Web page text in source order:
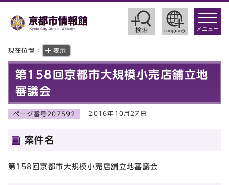
toggle
メニュー
現在位置： 表示
第158回京都市大規模小売店舗立地
審議会
ページ番号207592 2016年10月27日
案件名
第158回京都市大規模小売店舗立地審議会